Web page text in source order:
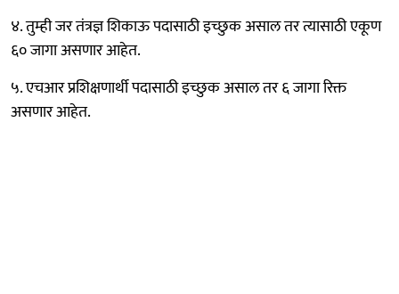
४. तुम्ही जर तंत्रज्ञ शिकाऊ पदासाठी इच्छुक असाल तर त्यासाठी एकूण
६० जागा असणार आहेत.
५. एचआर प्रशिक्षणार्थी पदासाठी इच्छुक असाल तर ६ जागा रिक्त
असणार आहेत.